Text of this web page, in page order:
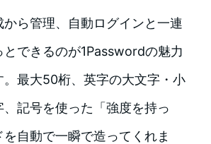
ら管理、自動ログインと一連
できるのが1Passwordの魅力
。最大50桁、英字の大文字・小
記号を使った「強度を持っ
自動で一瞬で造ってくれま